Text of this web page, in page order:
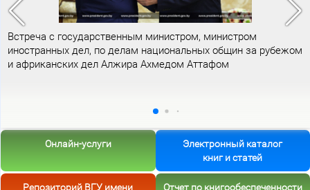
Встреча с государственным министром, министром
иностранных дел, по делам национальных общин за рубежом
и африканских дел Алжира Ахмедом Аттафом
Онлайн-услуги
Электронный каталог
книг и статей
Репозиторий ВГУ имени
Отчет по книгообеспеченности